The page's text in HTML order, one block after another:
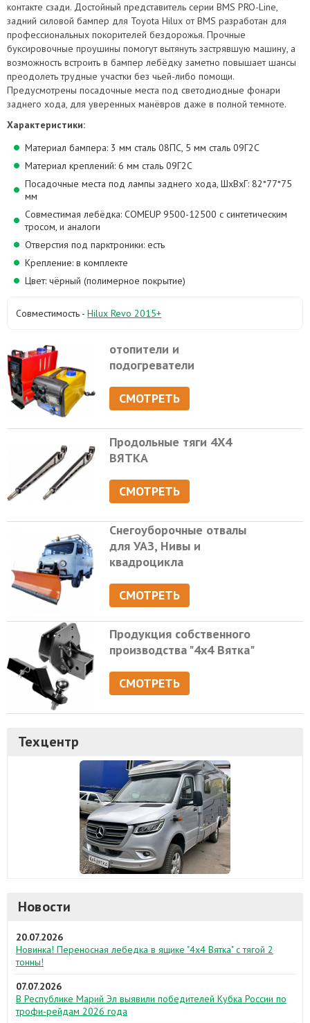
контакте сзади. Достойный представитель серии BMS PRO-Line,
задний силовой бампер для Toyota Hilux от BMS разработан для
профессиональных покорителей бездорожья. Прочные
буксировочные проушины помогут вытянуть застрявшую машину, а
возможность встроить в бампер лебёдку заметно повышает шансы
преодолеть трудные участки без чьей-либо помощи.
Предусмотрены посадочные места под светодиодные фонари
заднего хода, для уверенных манёвров даже в полной темноте.
Характеристики:
Материал бампера: 3 мм сталь 08ПС, 5 мм сталь 09Г2С
Материал креплений: 6 мм сталь 09Г2С
Посадочные места под лампы заднего хода, ШхВхГ: 82*77*75
мм
Совместимая лебёдка: COMEUP 9500-12500 с синтетическим
тросом, и аналоги
Отверстия под парктроники: есть
Крепление: в комплекте
Цвет: чёрный (полимерное покрытие)
Совместимость - Hilux Revo 2015+
отопители и
подогреватели
СМОТРЕТЬ
Продольные тяги 4Х4
ВЯТКА
СМОТРЕТЬ
Снегоуборочные отвалы
для УАЗ, Нивы и
квадроцикла
СМОТРЕТЬ
Продукция собственного
производства "4х4 Вятка"
СМОТРЕТЬ
Техцентр
Новости
20.07.2026
Новинка! Переносная лебедка в ящике "4х4 Вятка" с тягой 2
тонны!
07.07.2026
В Республике Марий Эл выявили победителей Кубка России по
трофи-рейдам 2026 года